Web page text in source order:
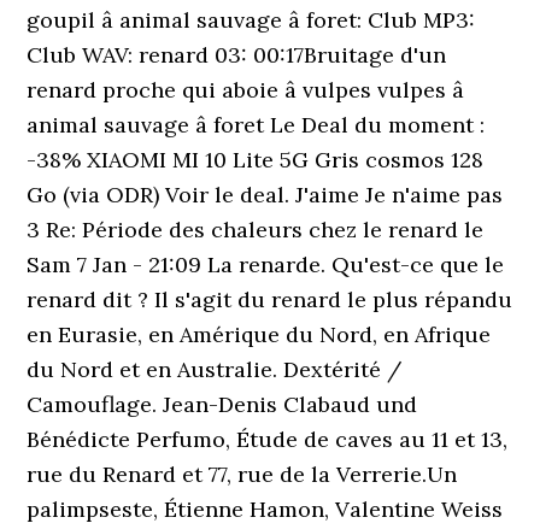
goupil â animal sauvage â foret: Club MP3:
Club WAV: renard 03: 00:17Bruitage d'un
renard proche qui aboie â vulpes vulpes â
animal sauvage â foret Le Deal du moment :
-38% XIAOMI MI 10 Lite 5G Gris cosmos 128
Go (via ODR) Voir le deal. J'aime Je n'aime pas
3 Re: Période des chaleurs chez le renard le
Sam 7 Jan - 21:09 La renarde. Qu'est-ce que le
renard dit ? Il s'agit du renard le plus répandu
en Eurasie, en Amérique du Nord, en Afrique
du Nord et en Australie. Dextérité /
Camouflage. Jean-Denis Clabaud und
Bénédicte Perfumo, Étude de caves au 11 et 13,
rue du Renard et 77, rue de la Verrerie.Un
palimpseste, Étienne Hamon, Valentine Weiss